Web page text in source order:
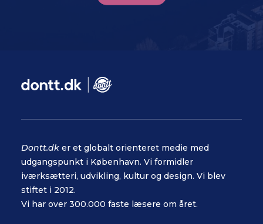
Dontt.dk er et globalt orienteret medie med
udgangspunkt i København. Vi formidler
iværksætteri, udvikling, kultur og design. Vi blev
stiftet i 2012.
Vi har over 300.000 faste læsere om året.